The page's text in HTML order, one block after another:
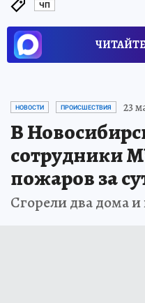
ЧП
НОВОСТИ ПРОИСШЕСТВИЯ 23
В
сотрудники
пожаров за
Сгорели два дома